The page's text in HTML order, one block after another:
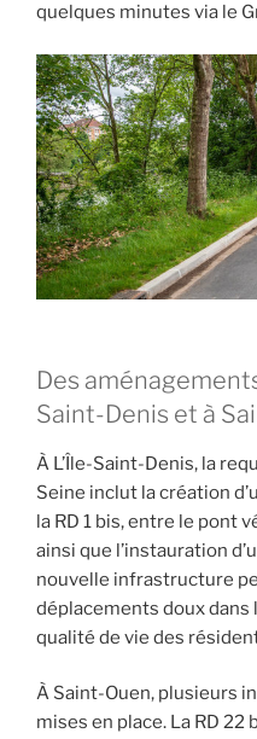
quelques minutes via le
Des
Saint-Denis et à
À L’Île-Saint-Denis, la
Seine inclut la création
la RD 1 bis, entre le pont
ainsi que l’instauration
nouvelle infrastructure
déplacements doux dans
qualité de vie des
À Saint-Ouen, plusieurs
mises en place. La RD 22